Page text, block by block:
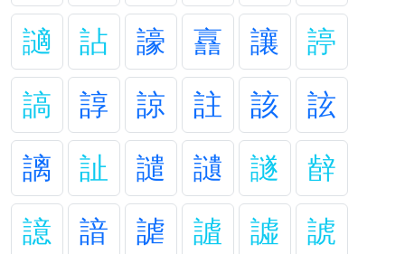
讁
詀 譹 譶 讓
諪
謞
諄 諒 註 該
詃
謧
訨 譴 讉 譢
辪
譩
諳 謔 謯 譃
諕